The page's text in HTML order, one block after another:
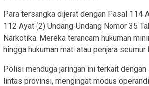
Para tersangka dijerat dengan Pasal 114
112 Ayat (2) Undang-Undang Nomor 35
Narkotika. Mereka terancam hukuman
hingga hukuman mati atau penjara seumur
Polisi menduga jaringan ini terkait
lintas provinsi, mengingat modus